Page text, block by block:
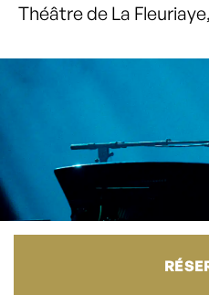
Théâtre de La